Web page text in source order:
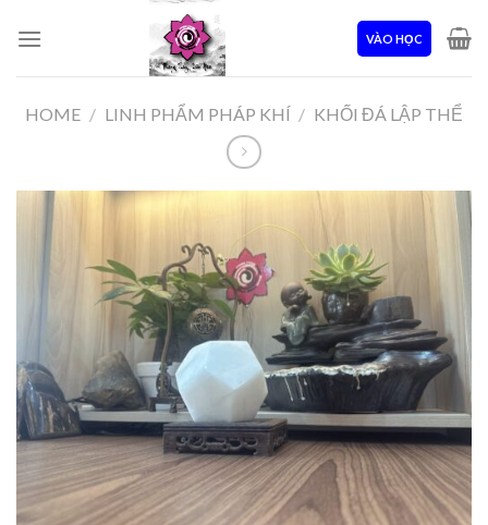
VÀO HỌC
HOME / LINH PHẨM PHÁP KHÍ / KHỐI ĐÁ LẬP THỂ